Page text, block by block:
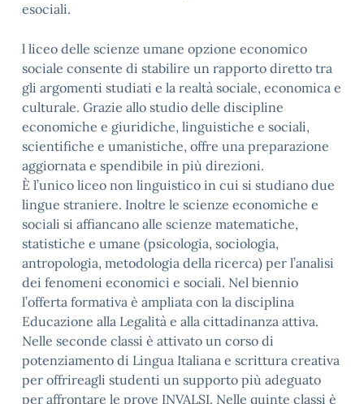
esociali.
l liceo delle scienze umane opzione economico
sociale consente di stabilire un rapporto diretto tra
gli argomenti studiati e la realtà sociale, economica e
culturale. Grazie allo studio delle discipline
economiche e giuridiche, linguistiche e sociali,
scientifiche e umanistiche, offre una preparazione
aggiornata e spendibile in più direzioni.
È l’unico liceo non linguistico in cui si studiano due
lingue straniere. Inoltre le scienze economiche e
sociali si affiancano alle scienze matematiche,
statistiche e umane (psicologia, sociologia,
antropologia, metodologia della ricerca) per l’analisi
dei fenomeni economici e sociali. Nel biennio
l’offerta formativa è ampliata con la disciplina
Educazione alla Legalità e alla cittadinanza attiva.
Nelle seconde classi è attivato un corso di
potenziamento di Lingua Italiana e scrittura creativa
per offrireagli studenti un supporto più adeguato
per affrontare le prove INVALSI. Nelle quinte classi è